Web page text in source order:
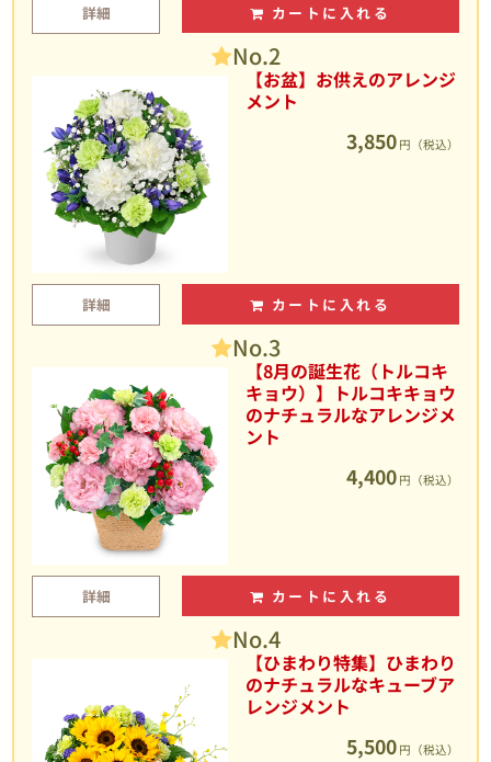
詳細 カートに入れる
No.2
【お盆】お供えのアレンジ
メント
3,850 円（税込）
詳細 カートに入れる
No.3
【8月の誕生花（トルコキ
キョウ）】トルコキキョウ
のナチュラルなアレンジメ
ント
4,400 円（税込）
詳細 カートに入れる
No.4
【ひまわり特集】ひまわり
のナチュラルなキューブア
レンジメント
5,500 円（税込）